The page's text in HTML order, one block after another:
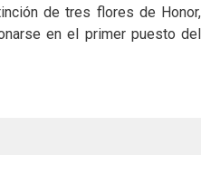
de tres flores de Honor,
en el primer puesto del